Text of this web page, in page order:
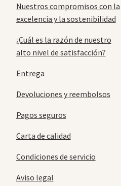
Nuestros compromisos con la
excelencia y la sostenibilidad
¿Cuál es la razón de nuestro
alto nivel de satisfacción?
Entrega
Devoluciones y reembolsos
Pagos seguros
Carta de calidad
Condiciones de servicio
Aviso legal